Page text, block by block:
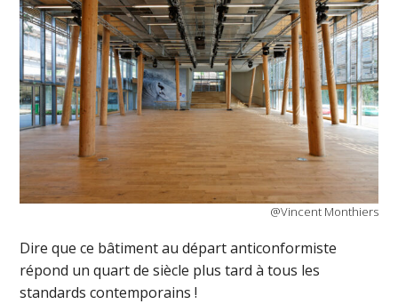
@Vincent Monthiers
Dire que ce bâtiment au départ anticonformiste
répond un quart de siècle plus tard à tous les
standards contemporains !